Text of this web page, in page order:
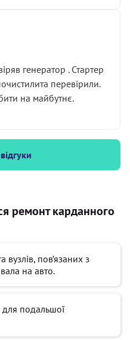
генератор . Стартер
перевірили.
на майбутнє.
ремонт карданного
вузлів, пов’язаних з
на авто.
для подальшої